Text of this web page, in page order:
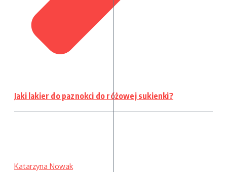
Jaki lakier do paznokci do różowej sukienki?
Katarzyna Nowak